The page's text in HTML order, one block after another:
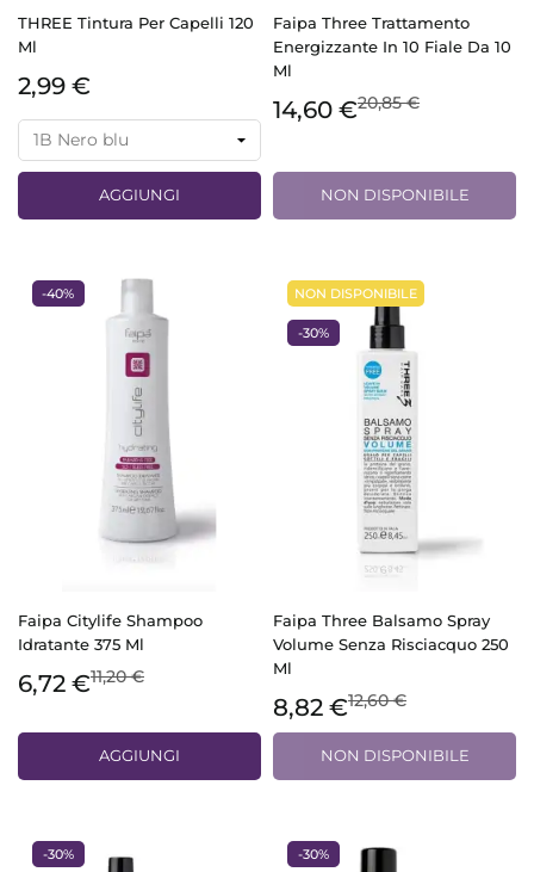
THREE Tintura Per Capelli 120
Ml
2,99 €
AGGIUNGI
Faipa Three Trattamento
Energizzante In 10 Fiale Da 10
Ml
14,60 €20,85 €
NON DISPONIBILE
Faipa Citylife Shampoo
Idratante 375 Ml
6,72 €11,20 €
AGGIUNGI
-40%
Faipa Three Balsamo Spray
Volume Senza Risciacquo 250
Ml
8,82 €12,60 €
NON DISPONIBILE
NON DISPONIBILE
-30%
-30% -30%